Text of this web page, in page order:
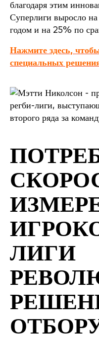
благодаря этим
Суперлиги выросло
годом и на 25% по
Нажмите здесь,
специальных
ЛИГИ